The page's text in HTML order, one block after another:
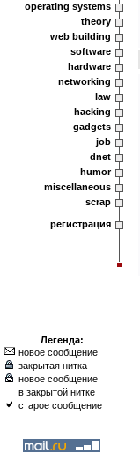
operating systems
theory
web building
software
hardware
networking
law
hacking
gadgets
job
dnet
humor
miscellaneous
scrap
регистрация
Легенда:
новое сообщение
закрытая нитка
новое сообщение
в закрытой нитке
старое сообщение